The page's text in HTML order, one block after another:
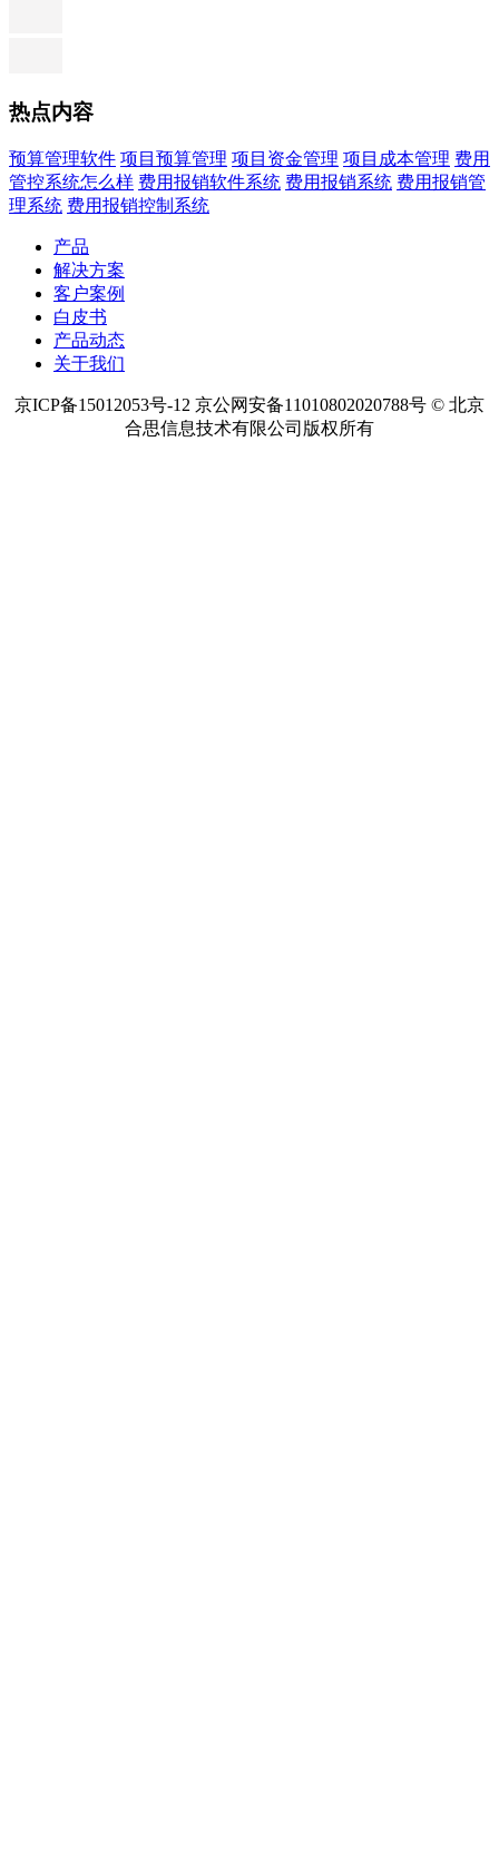
热点内容
预算管理软件 项目预算管理 项目资金管理 项目成本管理 费用
管控系统怎么样 费用报销软件系统 费用报销系统 费用报销管
理系统 费用报销控制系统
产品
解决方案
客户案例
白皮书
产品动态
关于我们
京ICP备15012053号-12 京公网安备11010802020788号 © 北京
合思信息技术有限公司版权所有